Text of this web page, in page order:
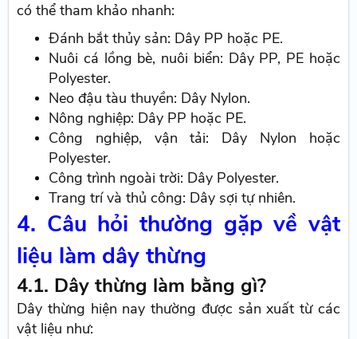
có thể tham khảo nhanh:
Đánh bắt thủy sản: Dây PP hoặc PE.
Nuôi cá lồng bè, nuôi biển: Dây PP, PE hoặc
Polyester.
Neo đậu tàu thuyền: Dây Nylon.
Nông nghiệp: Dây PP hoặc PE.
Công nghiệp, vận tải: Dây Nylon hoặc
Polyester.
Công trình ngoài trời: Dây Polyester.
Trang trí và thủ công: Dây sợi tự nhiên.
4. Câu hỏi thường gặp về vật
liệu làm dây thừng
4.1. Dây thừng làm bằng gì?
Dây thừng hiện nay thường được sản xuất từ các
vật liệu như: